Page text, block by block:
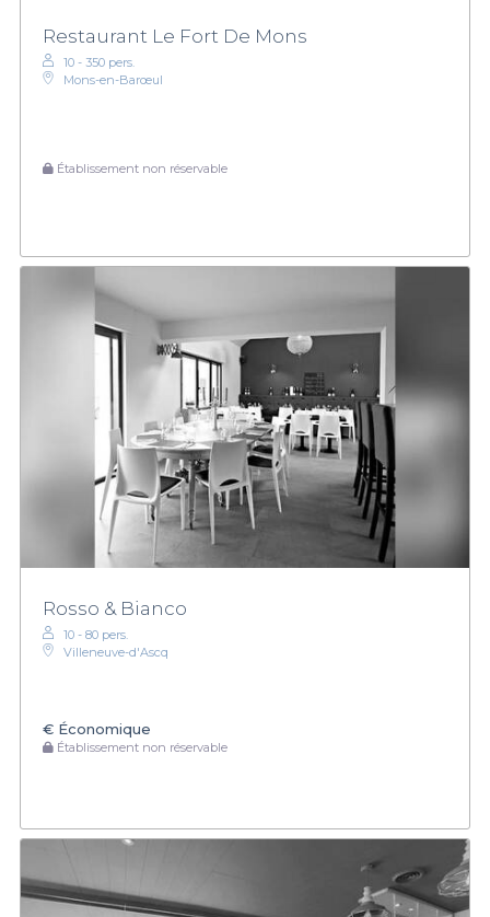
Restaurant Le Fort De Mons
10 - 350 pers.
Mons-en-Barœul
Établissement non réservable
Rosso & Bianco
10 - 80 pers.
Villeneuve-d'Ascq
€ Économique
Établissement non réservable